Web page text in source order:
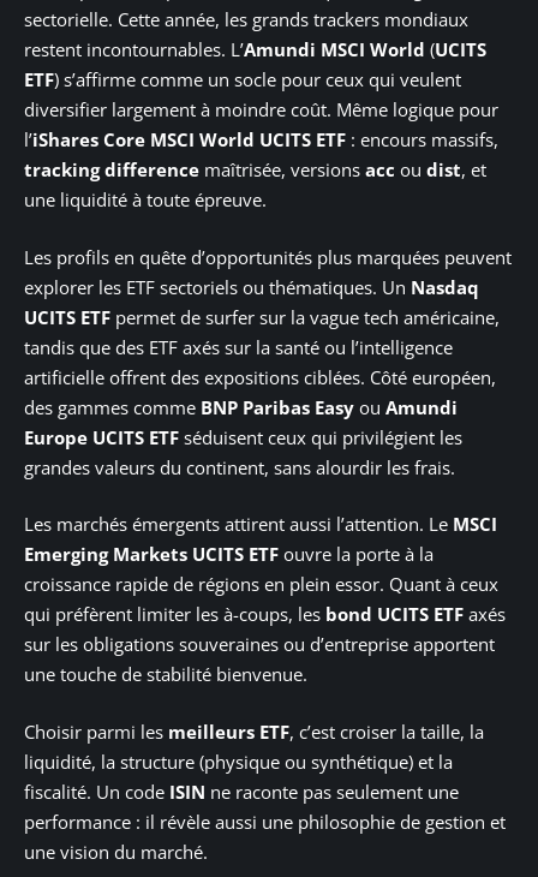
sectorielle. Cette année, les grands trackers mondiaux
restent incontournables. L’Amundi MSCI World (UCITS
ETF) s’affirme comme un socle pour ceux qui veulent
diversifier largement à moindre coût. Même logique pour
l’iShares Core MSCI World UCITS ETF : encours massifs,
tracking difference maîtrisée, versions acc ou dist, et
une liquidité à toute épreuve.
Les profils en quête d’opportunités plus marquées peuvent
explorer les ETF sectoriels ou thématiques. Un Nasdaq
UCITS ETF permet de surfer sur la vague tech américaine,
tandis que des ETF axés sur la santé ou l’intelligence
artificielle offrent des expositions ciblées. Côté européen,
des gammes comme BNP Paribas Easy ou Amundi
Europe UCITS ETF séduisent ceux qui privilégient les
grandes valeurs du continent, sans alourdir les frais.
Les marchés émergents attirent aussi l’attention. Le MSCI
Emerging Markets UCITS ETF ouvre la porte à la
croissance rapide de régions en plein essor. Quant à ceux
qui préfèrent limiter les à-coups, les bond UCITS ETF axés
sur les obligations souveraines ou d’entreprise apportent
une touche de stabilité bienvenue.
Choisir parmi les meilleurs ETF, c’est croiser la taille, la
liquidité, la structure (physique ou synthétique) et la
fiscalité. Un code ISIN ne raconte pas seulement une
performance : il révèle aussi une philosophie de gestion et
une vision du marché.